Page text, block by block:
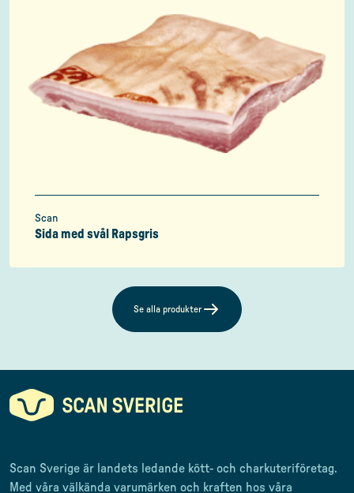
Scan
Sida med svål Rapsgris
Se alla produkter
Scan Sverige är landets ledande kött- och charkuteriföretag.
Med våra välkända varumärken och kraften hos våra